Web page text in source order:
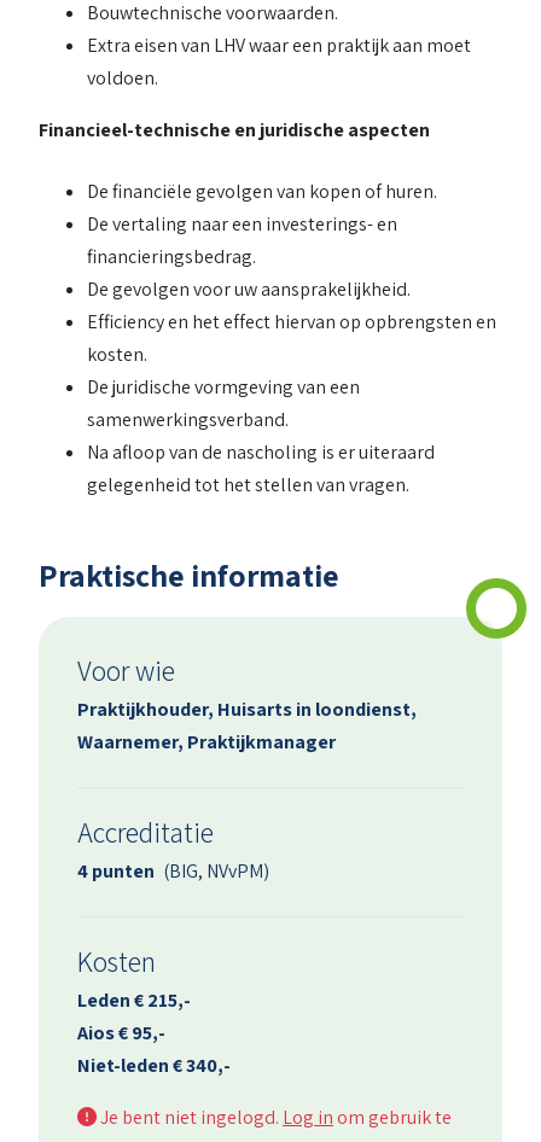
Bouwtechnische voorwaarden.
Extra eisen van LHV waar een praktijk aan moet
voldoen.
Financieel-technische en juridische aspecten
De financiële gevolgen van kopen of huren.
De vertaling naar een investerings- en
financieringsbedrag.
De gevolgen voor uw aansprakelijkheid.
Efficiency en het effect hiervan op opbrengsten en
kosten.
De juridische vormgeving van een
samenwerkingsverband.
Na afloop van de nascholing is er uiteraard
gelegenheid tot het stellen van vragen.
Praktische informatie
Voor wie
Praktijkhouder, Huisarts in loondienst,
Waarnemer, Praktijkmanager
Accreditatie
4 punten (BIG, NVvPM)
Kosten
Leden € 215,-
Aios € 95,-
Niet-leden € 340,-
Je bent niet ingelogd. Log inom gebruik te